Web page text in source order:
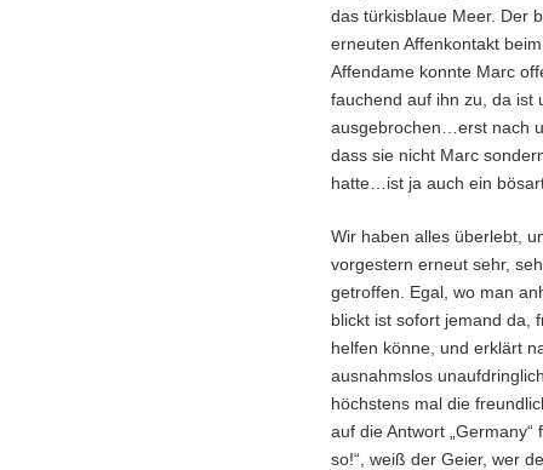
das türkisblaue Meer. Der
erneuten Affenkontakt
Affendame konnte Marc
fauchend auf ihn zu, da ist
ausgebrochen…erst nach
dass sie nicht Marc
hatte…ist ja auch ein
Wir haben alles überlebt,
vorgestern erneut sehr,
getroffen. Egal, wo man
blickt ist sofort jemand da,
helfen könne, und erklärt
ausnahmslos
höchstens mal die
auf die Antwort
so!“, weiß der Geier, wer